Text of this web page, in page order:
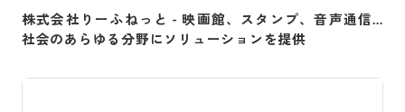
株式会社りーふねっと - 映画館、スタンプ、音声通信…
社会のあらゆる分野にソリューションを提供